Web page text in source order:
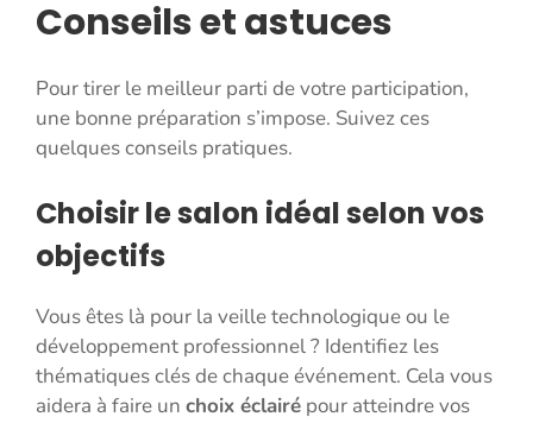
Conseils et astuces
Pour tirer le meilleur parti de votre participation,
une bonne préparation s’impose. Suivez ces
quelques conseils pratiques.
Choisir le salon idéal selon vos
objectifs
Vous êtes là pour la veille technologique ou le
développement professionnel ? Identifiez les
thématiques clés de chaque événement. Cela vous
aidera à faire un choix éclairé pour atteindre vos